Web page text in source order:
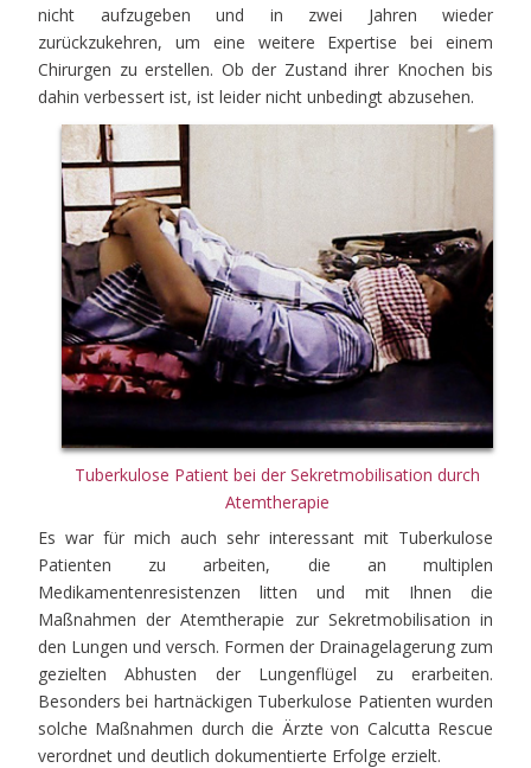
nicht aufzugeben und in zwei Jahren wieder
zurückzukehren, um eine weitere Expertise bei einem
Chirurgen zu erstellen. Ob der Zustand ihrer Knochen bis
dahin verbessert ist, ist leider nicht unbedingt abzusehen.
Tuberkulose Patient bei der Sekretmobilisation durch
Atemtherapie
Es war für mich auch sehr interessant mit Tuberkulose
Patienten zu arbeiten, die an multiplen
Medikamentenresistenzen litten und mit Ihnen die
Maßnahmen der Atemtherapie zur Sekretmobilisation in
den Lungen und versch. Formen der Drainagelagerung zum
gezielten Abhusten der Lungenflügel zu erarbeiten.
Besonders bei hartnäckigen Tuberkulose Patienten wurden
solche Maßnahmen durch die Ärzte von Calcutta Rescue
verordnet und deutlich dokumentierte Erfolge erzielt.